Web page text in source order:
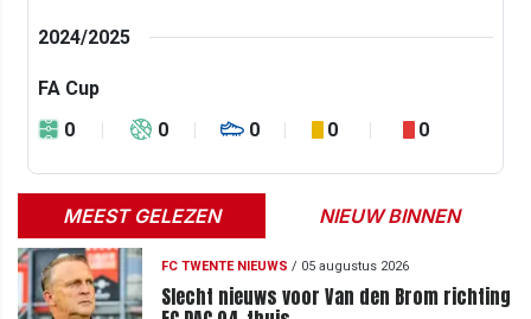
2024/2025
FA Cup
0
0 0 0 0
MEEST GELEZEN NIEUW BINNEN
FC TWENTE NIEUWS / 05 augustus 2026
Slecht nieuws voor Van den Brom richting